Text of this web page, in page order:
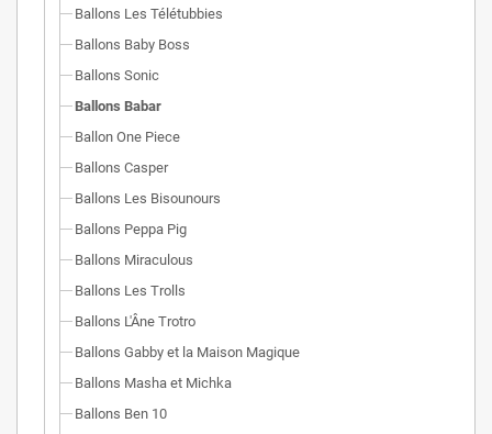
Ballons Les Télétubbies
Ballons Baby Boss
Ballons Sonic
Ballons Babar
Ballon One Piece
Ballons Casper
Ballons Les Bisounours
Ballons Peppa Pig
Ballons Miraculous
Ballons Les Trolls
Ballons L'Âne Trotro
Ballons Gabby et la Maison Magique
Ballons Masha et Michka
Ballons Ben 10